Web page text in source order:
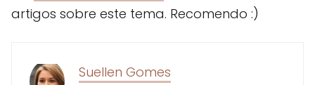
artigos sobre este tema. Recomendo :)
Suellen Gomes